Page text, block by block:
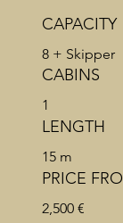
CAPACITY
8 + Skipper
CABINS
1
LENGTH
15 m
PRICE
2,500 €